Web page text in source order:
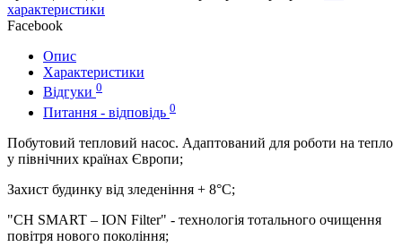
характеристики
Facebook
Опис
Характеристики
Відгуки 0
Питання - відповідь 0
Побутовий тепловий насос. Адаптований для роботи на тепло
у північних країнах Європи;
Захист будинку від зледеніння + 8°C;
"CH SMART – ION Filter" - технологія тотального очищення
повітря нового покоління;